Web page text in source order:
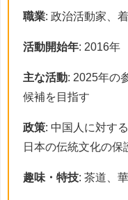
職業: 政治活動家、
活動開始年: 2016年
主な活動: 2025年の
候補を目指す
政策: 中国人に対す
日本の伝統文化の保
趣味・特技: 茶道、